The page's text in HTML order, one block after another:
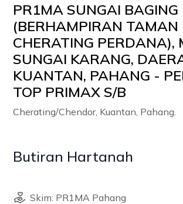
PR1MA SUNGAI BAGING
(BERHAMPIRAN TAMAN
CHERATING PERDANA),
SUNGAI KARANG,
KUANTAN, PAHANG -
TOP PRIMAX S/B
Cherating/Chendor, Kuantan, Pahang.
Butiran Hartanah
Skim: PR1MA Pahang